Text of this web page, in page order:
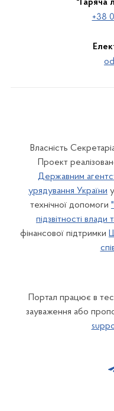
"Гаряча
+38
Власність
Проект
Державним
урядування України
технічної допомоги
підзвітності влади
фінансової підтримки
Портал працює в
зауваження або